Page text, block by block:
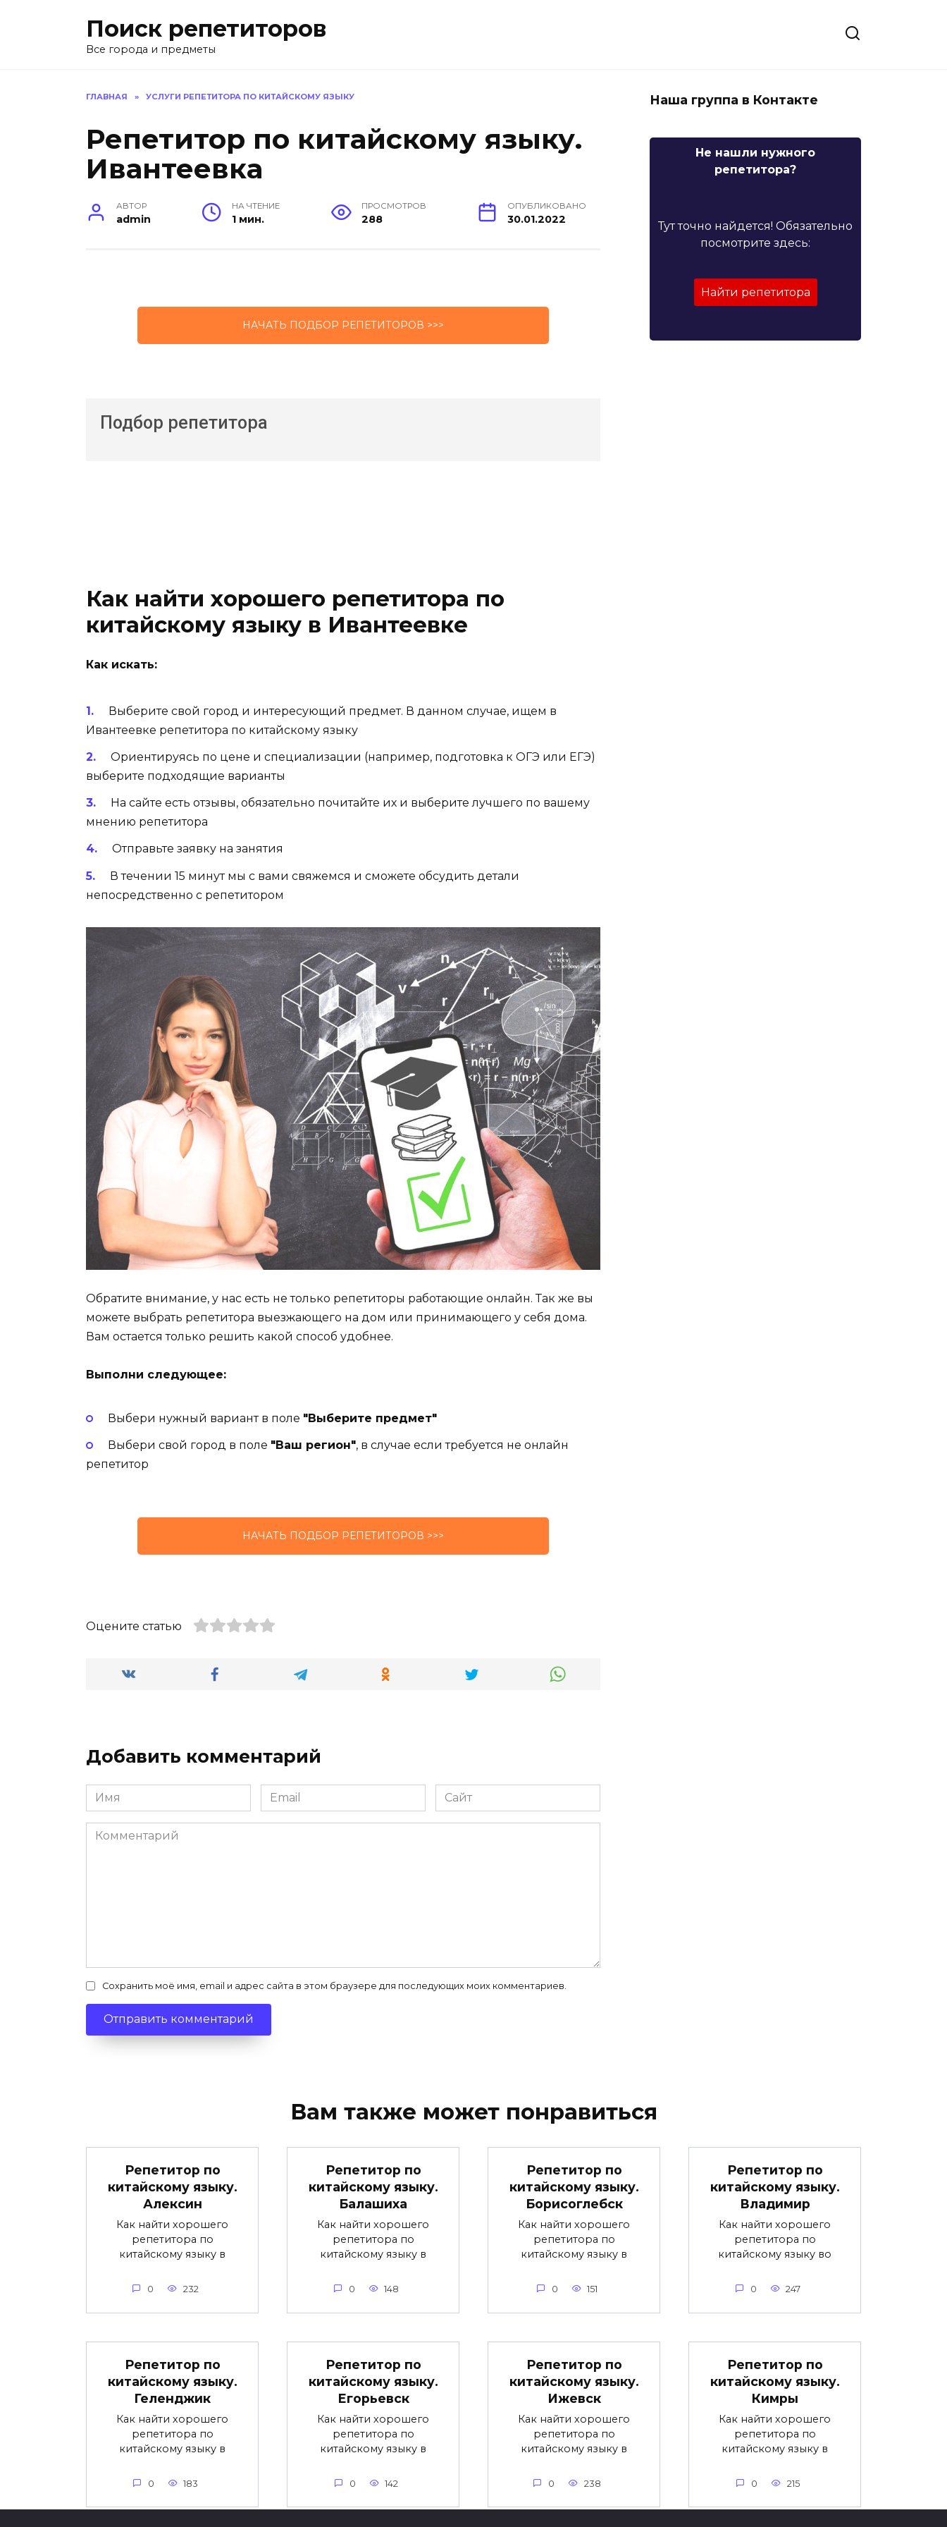
Поиск репетиторов
Все города и предметы
ГЛАВНАЯ » УСЛУГИ РЕПЕТИТОРА ПО КИТАЙСКОМУ ЯЗЫКУ
Репетитор по китайскому языку.
Ивантеевка
АВТОР
admin
НА ЧТЕНИЕ
1 мин.
ПРОСМОТРОВ
288
ОПУБЛИКОВАНО
30.01.2022
НАЧАТЬ ПОДБОР РЕПЕТИТОРОВ >>>
Подбор репетитора
Как найти хорошего репетитора по
китайскому языку в Ивантеевке
Как искать:
Выберите свой город и интересующий предмет. В данном случае, ищем в
Ивантеевке репетитора по китайскому языку
Ориентируясь по цене и специализации (например, подготовка к ОГЭ или ЕГЭ)
выберите подходящие варианты
На сайте есть отзывы, обязательно почитайте их и выберите лучшего по вашему
мнению репетитора
Отправьте заявку на занятия
В течении 15 минут мы с вами свяжемся и сможете обсудить детали
непосредственно с репетитором
Обратите внимание, у нас есть не только репетиторы работающие онлайн. Так же вы
можете выбрать репетитора выезжающего на дом или принимающего у себя дома.
Вам остается только решить какой способ удобнее.
Выполни следующее:
Выбери нужный вариант в поле "Выберите предмет"
Выбери свой город в поле "Ваш регион", в случае если требуется не онлайн
репетитор
НАЧАТЬ ПОДБОР РЕПЕТИТОРОВ >>>
Оцените статью
Добавить комментарий
Имя
*
Email
*
Сайт
Комментарий
Сохранить моё имя, email и адрес сайта в этом браузере для последующих моих комментариев.
Наша группа в Контакте
Не нашли нужного
репетитора?
Тут точно найдется! Обязательно
посмотрите здесь:
Найти репетитора
Вам также может понравиться
Репетитор по
китайскому языку.
Алексин
Как найти хорошего
репетитора по
китайскому языку в
0 232
Репетитор по
китайскому языку.
Балашиха
Как найти хорошего
репетитора по
китайскому языку в
0 148
Репетитор по
китайскому языку.
Борисоглебск
Как найти хорошего
репетитора по
китайскому языку в
0 151
Репетитор по
китайскому языку.
Владимир
Как найти хорошего
репетитора по
китайскому языку во
0 247
Репетитор по
китайскому языку.
Геленджик
Как найти хорошего
репетитора по
китайскому языку в
0 183
Репетитор по
китайскому языку.
Егорьевск
Как найти хорошего
репетитора по
китайскому языку в
0 142
Репетитор по
китайскому языку.
Ижевск
Как найти хорошего
репетитора по
китайскому языку в
0 238
Репетитор по
китайскому языку.
Кимры
Как найти хорошего
репетитора по
китайскому языку в
0 215